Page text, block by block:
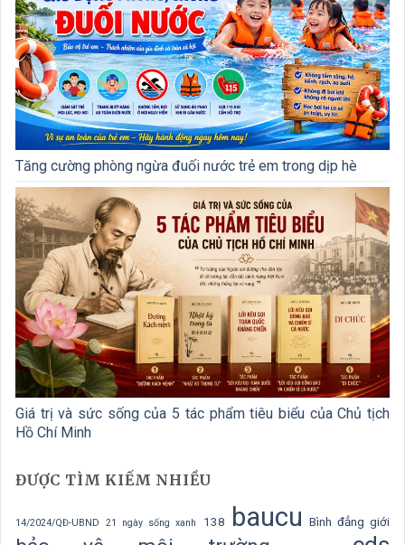
Tăng cường phòng ngừa đuối nước trẻ em trong dịp hè
Giá trị và sức sống của 5 tác phẩm tiêu biểu của Chủ tịch
Hồ Chí Minh
ĐƯỢC TÌM KIẾM NHIỀU
14/2024/QĐ-UBND 21 ngày sống xanh 138 baucu Bình đẳng giới